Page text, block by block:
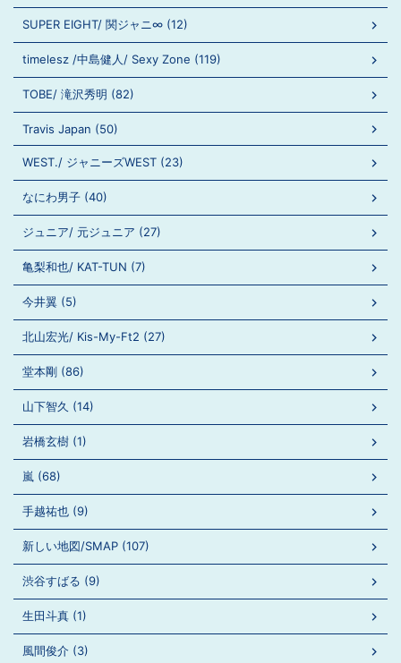
SUPER EIGHT/ 関ジャニ∞ (12)
timelesz /中島健人/ Sexy Zone (119)
TOBE/ 滝沢秀明 (82)
Travis Japan (50)
WEST./ ジャニーズWEST (23)
なにわ男子 (40)
ジュニア/ 元ジュニア (27)
亀梨和也/ KAT-TUN (7)
今井翼 (5)
北山宏光/ Kis-My-Ft2 (27)
堂本剛 (86)
山下智久 (14)
岩橋玄樹 (1)
嵐 (68)
手越祐也 (9)
新しい地図/SMAP (107)
渋谷すばる (9)
生田斗真 (1)
風間俊介 (3)